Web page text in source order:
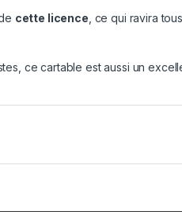
cette licence, ce qui ravira
ce cartable est aussi un